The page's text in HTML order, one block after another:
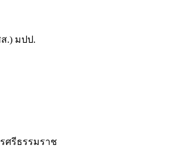
.) มปป.
ศรีธรรมราช